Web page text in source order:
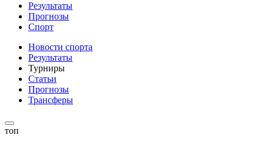
Результаты
Прогнозы
Спорт
Новости спорта
Результаты
Турниры
Статьи
Прогнозы
Трансферы
топ